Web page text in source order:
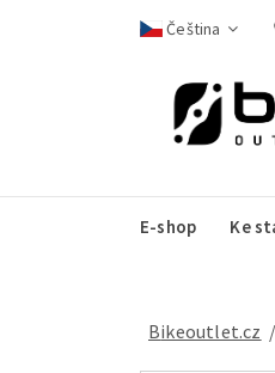
Čeština
E-shop Ke
Bikeoutlet.cz /